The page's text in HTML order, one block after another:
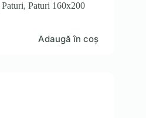
Paturi,Paturi 160x200
Adaugă în coș